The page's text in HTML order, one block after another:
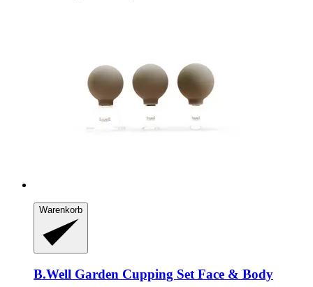
Warenkorb
B.Well Garden Cupping Set Face & Body